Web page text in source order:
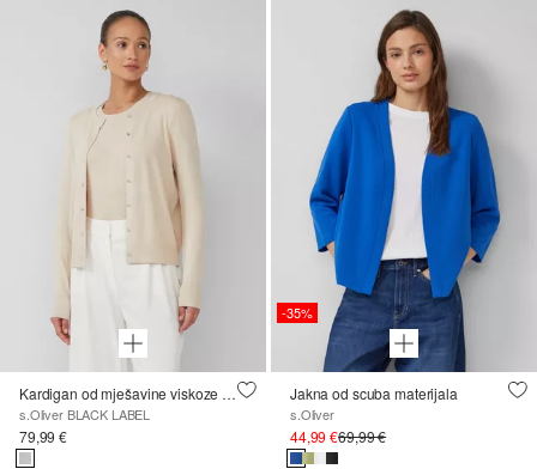
Kardigan od mješavine viskoze sa svjetlucavim manžetama
s.Oliver BLACK LABEL
79,99 €
-35%
Jakna od scuba materijala
s.Oliver
44,99 €69,99 €